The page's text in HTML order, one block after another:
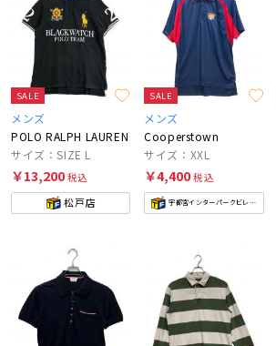
SALE
メンズ
POLO RALPH LAUREN
サイズ：SIZE L
￥13,200税込
松戸店
SALE
メンズ
Cooperstown
サイズ：XXL
￥4,400税込
宇都宮インターパークビレッジ店